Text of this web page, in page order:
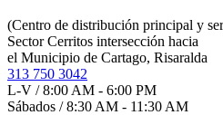
(Centro de distribución principal y
Sector Cerritos intersección hacia
el Municipio de Cartago, Risaralda
313 750 3042
L-V / 8:00 AM - 6:00 PM
Sábados / 8:30 AM - 11:30 AM